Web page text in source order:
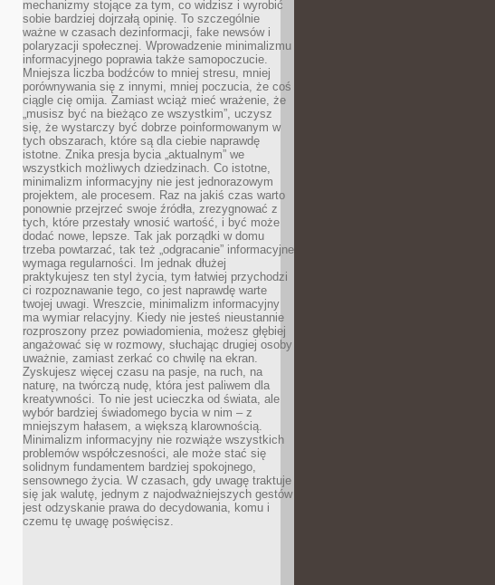
mechanizmy stojące za tym, co widzisz i wyrobić
sobie bardziej dojrzałą opinię. To szczególnie
ważne w czasach dezinformacji, fake newsów i
polaryzacji społecznej. Wprowadzenie minimalizmu
informacyjnego poprawia także samopoczucie.
Mniejsza liczba bodźców to mniej stresu, mniej
porównywania się z innymi, mniej poczucia, że coś
ciągle cię omija. Zamiast wciąż mieć wrażenie, że
„musisz być na bieżąco ze wszystkim”, uczysz
się, że wystarczy być dobrze poinformowanym w
tych obszarach, które są dla ciebie naprawdę
istotne. Znika presja bycia „aktualnym” we
wszystkich możliwych dziedzinach. Co istotne,
minimalizm informacyjny nie jest jednorazowym
projektem, ale procesem. Raz na jakiś czas warto
ponownie przejrzeć swoje źródła, zrezygnować z
tych, które przestały wnosić wartość, i być może
dodać nowe, lepsze. Tak jak porządki w domu
trzeba powtarzać, tak też „odgracanie” informacyjne
wymaga regularności. Im jednak dłużej
praktykujesz ten styl życia, tym łatwiej przychodzi
ci rozpoznawanie tego, co jest naprawdę warte
twojej uwagi. Wreszcie, minimalizm informacyjny
ma wymiar relacyjny. Kiedy nie jesteś nieustannie
rozproszony przez powiadomienia, możesz głębiej
angażować się w rozmowy, słuchając drugiej osoby
uważnie, zamiast zerkać co chwilę na ekran.
Zyskujesz więcej czasu na pasje, na ruch, na
naturę, na twórczą nudę, która jest paliwem dla
kreatywności. To nie jest ucieczka od świata, ale
wybór bardziej świadomego bycia w nim – z
mniejszym hałasem, a większą klarownością.
Minimalizm informacyjny nie rozwiąże wszystkich
problemów współczesności, ale może stać się
solidnym fundamentem bardziej spokojnego,
sensownego życia. W czasach, gdy uwagę traktuje
się jak walutę, jednym z najodważniejszych gestów
jest odzyskanie prawa do decydowania, komu i
czemu tę uwagę poświęcisz.